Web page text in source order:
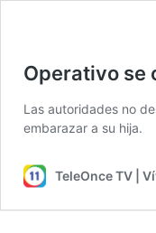
Operativo se
Las autoridades no
embarazar a su hija.
TeleOnce TV |